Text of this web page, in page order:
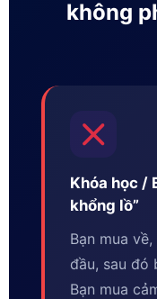
không
Khóa học /
khổng lồ”
Bạn mua
đầu, sau đó
Bạn mua